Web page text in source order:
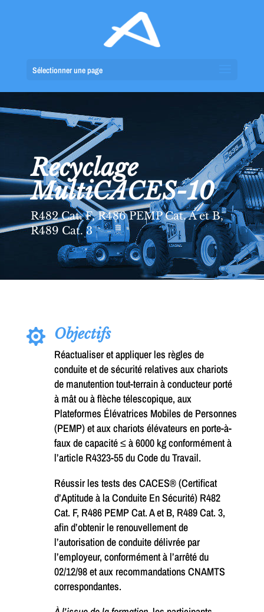
Sélectionner une page
Recyclage
MultiCACES-10
R482 Cat. F, R486 PEMP Cat. A et B,
R489 Cat. 3
 Objectifs
Réactualiser et appliquer les règles de
conduite et de sécurité relatives aux chariots
de manutention tout-terrain à conducteur porté
à mât ou à flèche télescopique, aux
Plateformes Élévatrices Mobiles de Personnes
(PEMP) et aux chariots élévateurs en porte-à-
faux de capacité ≤ à 6000 kg conformément à
l’article R4323-55 du Code du Travail.
Réussir les tests des CACES® (Certificat
d’Aptitude à la Conduite En Sécurité) R482
Cat. F, R486 PEMP Cat. A et B, R489 Cat. 3,
afin d’obtenir le renouvellement de
l’autorisation de conduite délivrée par
l’employeur, conformément à l’arrêté du
02/12/98 et aux recommandations CNAMTS
correspondantes.